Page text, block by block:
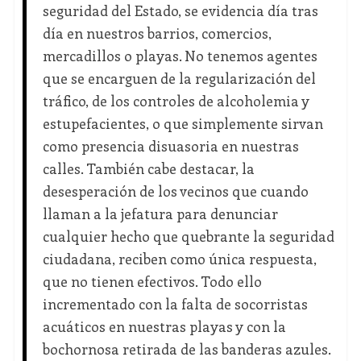
seguridad del Estado, se evidencia día tras
día en nuestros barrios, comercios,
mercadillos o playas. No tenemos agentes
que se encarguen de la regularización del
tráfico, de los controles de alcoholemia y
estupefacientes, o que simplemente sirvan
como presencia disuasoria en nuestras
calles. También cabe destacar, la
desesperación de los vecinos que cuando
llaman a la jefatura para denunciar
cualquier hecho que quebrante la seguridad
ciudadana, reciben como única respuesta,
que no tienen efectivos. Todo ello
incrementado con la falta de socorristas
acuáticos en nuestras playas y con la
bochornosa retirada de las banderas azules.